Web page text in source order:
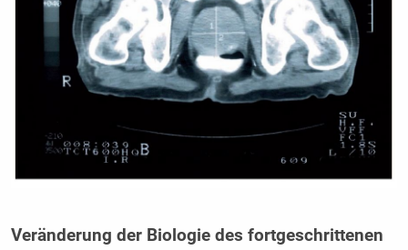
Veränderung der Biologie des fortgeschrittenen